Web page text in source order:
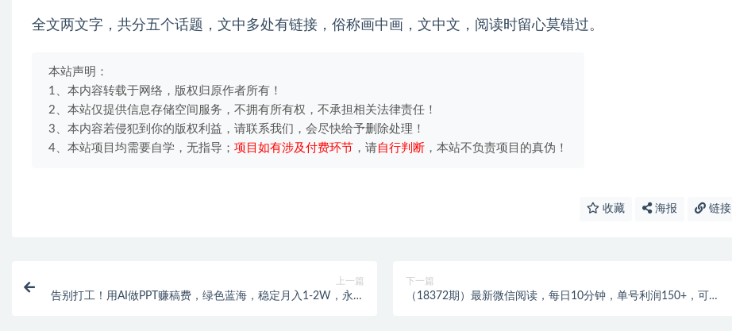
全文两文字，共分五个话题，文中多处有链接，俗称画中画，文中文，阅读时留心莫错过。
本站声明：
1、本内容转载于网络，版权归原作者所有！
2、本站仅提供信息存储空间服务，不拥有所有权，不承担相关法律责任！
3、本内容若侵犯到你的版权利益，请联系我们，会尽快给予删除处理！
4、本站项目均需要自学，无指导； 项目如有涉及付费环节 ，请自行判断 ，本站不负责项目的真伪！
收藏 海报 链接
上一篇
告别打工！用AI做PPT赚稿费，绿色蓝海，稳定月入1-2W，永不
下一篇
（18372期）最新微信阅读，每日10分钟，单号利润150+，可批